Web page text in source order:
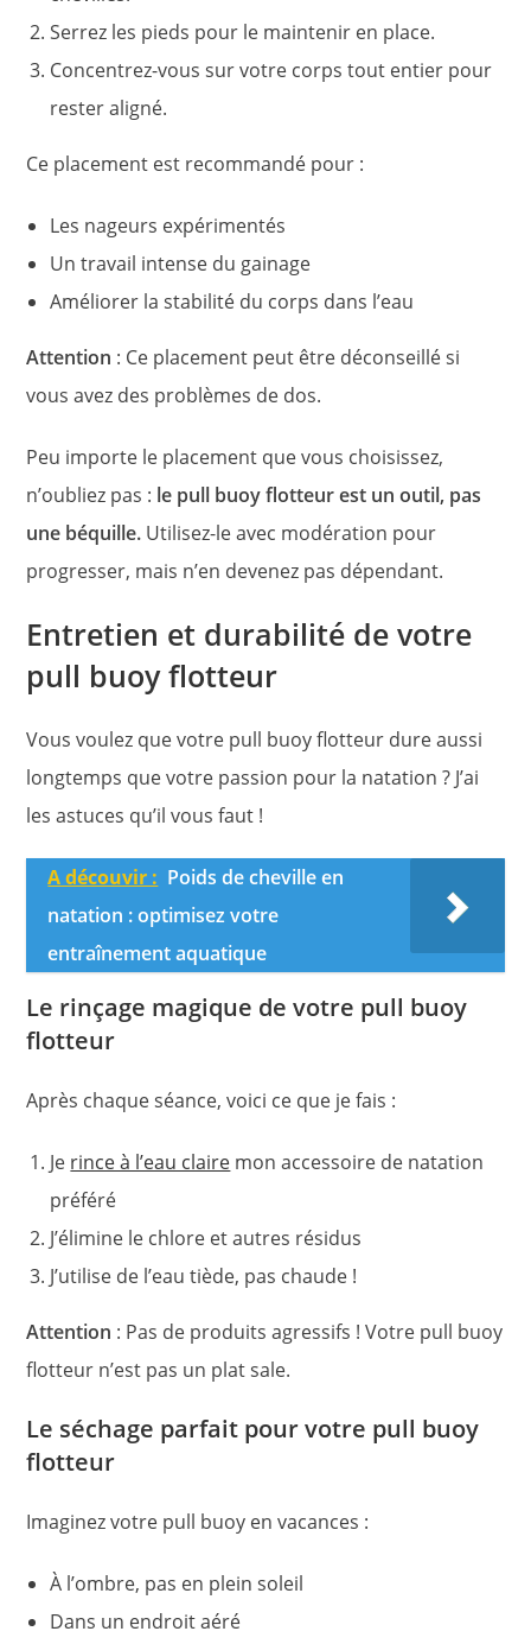
Serrez les pieds pour le maintenir en place.
Concentrez-vous sur votre corps tout entier pour
rester aligné.
Ce placement est recommandé pour :
Les nageurs expérimentés
Un travail intense du gainage
Améliorer la stabilité du corps dans l’eau
Attention : Ce placement peut être déconseillé si
vous avez des problèmes de dos.
Peu importe le placement que vous choisissez,
n’oubliez pas : le pull buoy flotteur est un outil, pas
une béquille. Utilisez-le avec modération pour
progresser, mais n’en devenez pas dépendant.
Entretien et durabilité de votre
pull buoy flotteur
Vous voulez que votre pull buoy flotteur dure aussi
longtemps que votre passion pour la natation ? J’ai
les astuces qu’il vous faut !
A découvir : Poids de cheville en
natation : optimisez votre
entraînement aquatique
Le rinçage magique de votre pull buoy
flotteur
Après chaque séance, voici ce que je fais :
Je rince à l’eau claire mon accessoire de natation
préféré
J’élimine le chlore et autres résidus
J’utilise de l’eau tiède, pas chaude !
Attention : Pas de produits agressifs ! Votre pull buoy
flotteur n’est pas un plat sale.
Le séchage parfait pour votre pull buoy
flotteur
Imaginez votre pull buoy en vacances :
À l’ombre, pas en plein soleil
Dans un endroit aéré